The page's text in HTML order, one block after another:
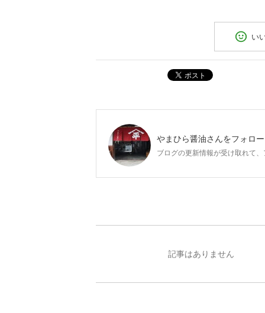
い
ポスト
やまひら醤油さんをフォロー
ブログの更新情報が受け取れて
記事はありません